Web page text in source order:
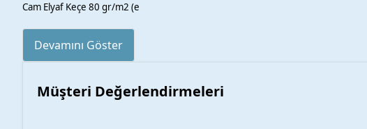
Cam Elyaf Keçe 80 gr/m2 (e
Devamını Göster
Müşteri Değerlendirmeleri